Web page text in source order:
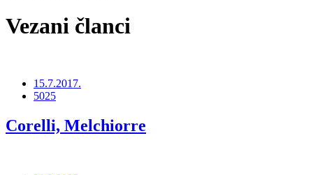
Vezani članci
15.7.2017.
5025
Corelli, Melchiorre